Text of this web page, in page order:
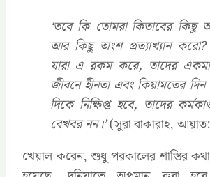
‘তবে কি তোমরা কিতাবের কিছু
আর কিছু অংশ প্রত্যাখ্যান করো?
যারা এ রকম করে, তাদের
জীবনে হীনতা এবং কিয়ামতের দিন
দিকে নিক্ষিপ্ত হবে, তাদের
বেখবর নন।’(সুরা বাকারাহ,
খেয়াল করেন, শুধু পরকালের শাস্তির